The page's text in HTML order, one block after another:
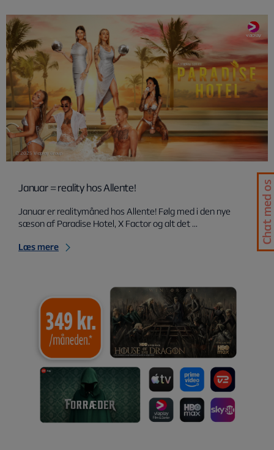
© 2025 Viaplay Group
Januar = reality hos Allente!
Januar er realitymåned hos Allente! Følg med i den nye
sæson af Paradise Hotel, X Factor og alt det ...
Læs mere
Chat med os